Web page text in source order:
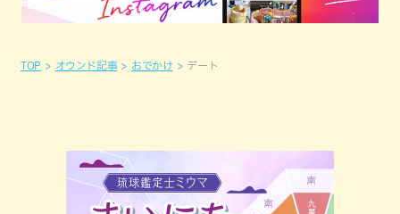
TOP オウンド記事 おでかけ デート